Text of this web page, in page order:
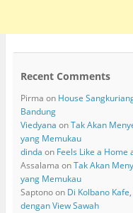
Recent Comments
Pirma on House
Bandung
Viedyana onTak Akan
yang Memukau
dinda on Feels Like a Home
Assalama onTak Akan
yang Memukau
Saptonoon Di Kolbano
dengan View Sawah